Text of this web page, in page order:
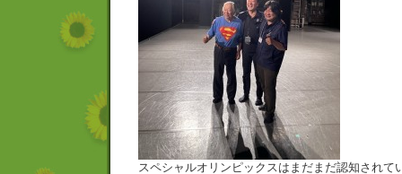
スペシャルオリンピックスはまだまだ認知されて